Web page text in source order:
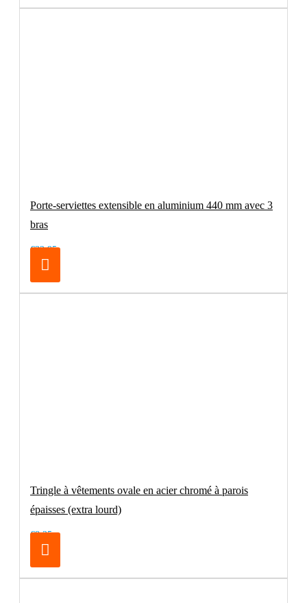
Porte-serviettes extensible en aluminium 440 mm avec 3
bras
€32.95
Tringle à vêtements ovale en acier chromé à parois
épaisses (extra lourd)
€8.25